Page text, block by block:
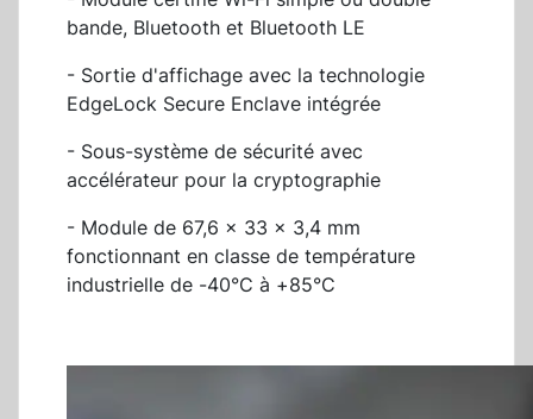
bande, Bluetooth et Bluetooth LE
- Sortie d'affichage avec la technologie
EdgeLock Secure Enclave intégrée
- Sous-système de sécurité avec
accélérateur pour la cryptographie
- Module de 67,6 x 33 x 3,4 mm
fonctionnant en classe de température
industrielle de -40°C à +85°C